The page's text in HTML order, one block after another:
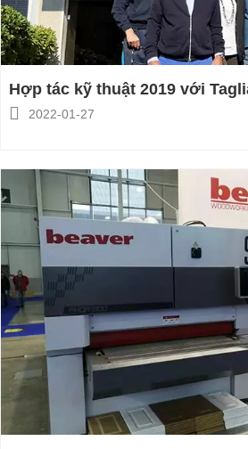
Hợp tác kỹ thuật 2019 với

2022-01-27